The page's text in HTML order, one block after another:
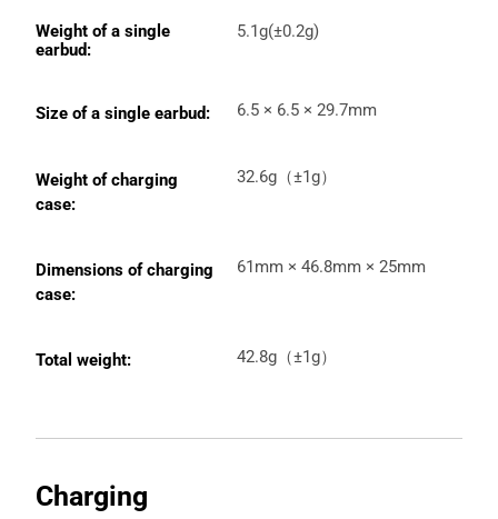
Weight of a single
earbud:
5.1g(±0.2g)
Size of a single earbud: 6.5 × 6.5 × 29.7mm
Weight of charging
case:
32.6g（±1g）
Dimensions of charging
case:
61mm × 46.8mm × 25mm
Total weight: 42.8g（±1g）
Charging